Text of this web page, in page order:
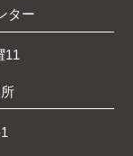
ター
11